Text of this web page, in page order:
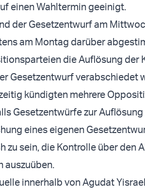
einen Wahltermin geeinigt.
der Gesetzentwurf am
am Montag darüber
die Auflösung der
Gesetzentwurf verabschiedet
kündigten mehrere
Gesetzentwürfe zur
eines eigenen
zu sein, die Kontrolle über den
auszuüben.
innerhalb von Agudat